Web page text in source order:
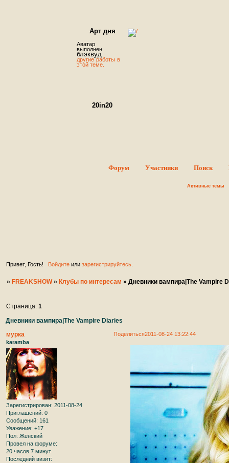
Арт дня
Аватар
выполнен
блэквуд
другие работы в
этой теме.
20in20
Форум Участники Поиск
Активные темы
Привет, Гость! Войдитеили зарегистрируйтесь.
»FREAKSHOW »Клубы по интересам »Дневники вампира|The Vampire
Дневники вампира|The Vampire Diaries
Страница:1
Поделиться2011-08-24 13:22:44
мурка
karamba
Зарегистрирован: 2011-08-24
Приглашений: 0
Сообщений: 161
Уважение: +17
Пол: Женский
Провел на форуме:
20 часов 7 минут
Последний визит: